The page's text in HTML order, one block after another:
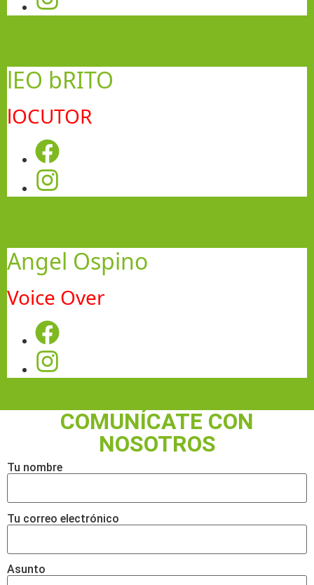
lEO bRITO
lOCUTOR
Angel Ospino
Voice Over
COMUNÍCATE CON
NOSOTROS
Tu nombre
Tu correo electrónico
Asunto